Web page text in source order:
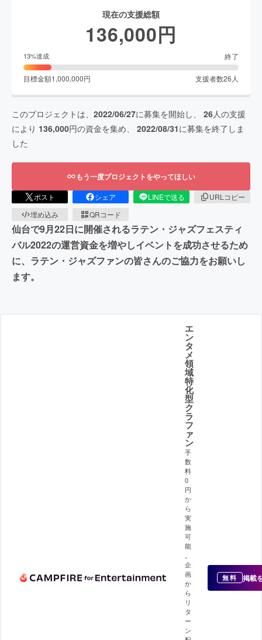
現在の支援総額
136,000円
13%達成 終了
目標金額1,000,000円 支援者数26 人
このプロジェクトは、 2022/06/27に募集を開始し、 26人の支援
により 136,000円の資金を集め、 2022/08/31に募集を終了しま
した
もう一度プロジェクトをやってほしい
ポスト シェア LINEで送る
URLコピー
埋め込み
QRコード
仙台で9月22日に開催されるラテン・ジャズフェスティ
バル2022の運営資金を増やしイベントを成功させるため
に、ラテン・ジャズファンの皆さんのご協力をお願いし
ます。
エ
ン
タ
メ
領
域
特
化
型
ク
ラ
フ
ァ
ン
手
数
料
0
円
か
ら
実
施
可
能
企
画
か
ら
リ
タ
ー
ン
無料 掲載